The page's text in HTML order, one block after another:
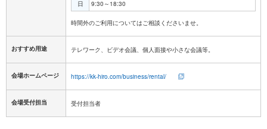
日
9:30～18:30
おすすめ用途 テレワーク、ビデオ会議、個人面接や小さな会議等。
会場ホームページ https://kk-hiro.com/business/rental/
会場受付担当 受付担当者